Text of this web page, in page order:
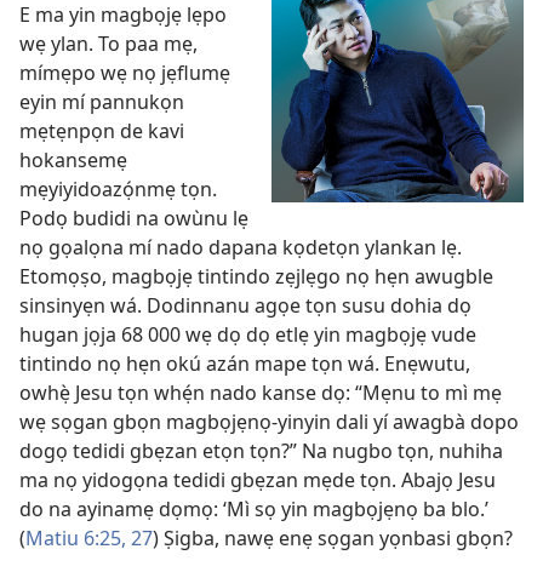
E ma yin magbọjẹ lẹpo
wẹ ylan. To paa mẹ,
mímẹpo wẹ nọ jẹflumẹ
eyin mí pannukọn
mẹtẹnpọn de kavi
hokansemẹ
mẹyiyidoazọ́nmẹ tọn.
Podọ budidi na owùnu lẹ
nọ gọalọna mí nado dapana kọdetọn ylankan lẹ.
Etomọṣo, magbọjẹ tintindo zẹjlẹgo nọ hẹn awugble
sinsinyẹn wá. Dodinnanu agọe tọn susu dohia dọ
hugan jọja 68 000 wẹ dọ dọ etlẹ yin magbọjẹ vude
tintindo nọ hẹn okú azán mape tọn wá. Enẹwutu,
owhẹ̀ Jesu tọn whẹ́n nado kanse dọ: “Mẹnu to mì mẹ
wẹ sọgan gbọn magbọjẹnọ-yinyin dali yí awagbà dopo
dogọ tedidi gbẹzan etọn tọn?” Na nugbo tọn, nuhiha
ma nọ yidogọna tedidi gbẹzan mẹde tọn. Abajọ Jesu
do na ayinamẹ dọmọ: ‘Mì sọ yin magbọjẹnọ ba blo.’
(Matiu 6:25, 27) Ṣigba, nawẹ enẹ sọgan yọnbasi gbọn?